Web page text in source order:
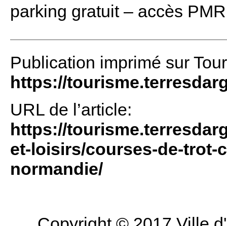
parking gratuit – accès PMR
Publication imprimé sur
https://
URL de l’article:
https://
et-loisirs/courses-de-trot-
normandie/